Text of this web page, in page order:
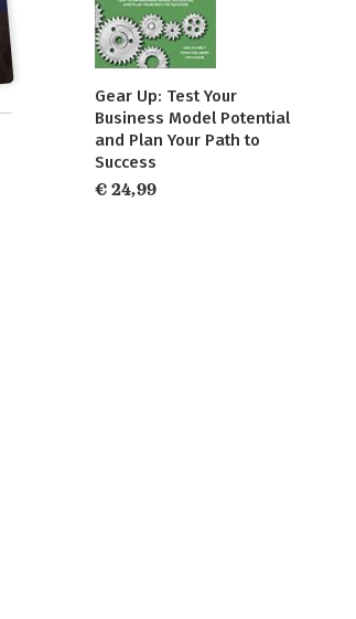
Gear Up: Test Your
Business Model Potential
and Plan Your Path to
Success
€ 24,99